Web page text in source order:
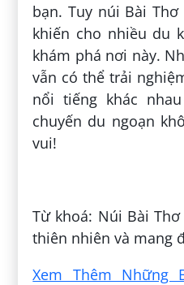
bạn. Tuy núi Bài
khiến cho nhiều du
khám phá nơi này.
vẫn có thể trải
nổi tiếng khác
chuyến du ngoạn
vui!
Từ khoá: Núi Bài
thiên nhiên và mang
Xem Thêm Những